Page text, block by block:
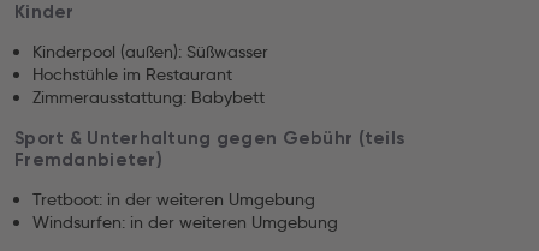
Kinder
Kinderpool (außen): Süßwasser
Hochstühle im Restaurant
Zimmerausstattung: Babybett
Sport & Unterhaltung gegen Gebühr (teils
Fremdanbieter)
Tretboot: in der weiteren Umgebung
Windsurfen: in der weiteren Umgebung